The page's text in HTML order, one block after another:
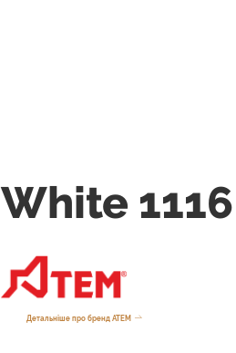
White 1116
Детальніше про бренд ATEM